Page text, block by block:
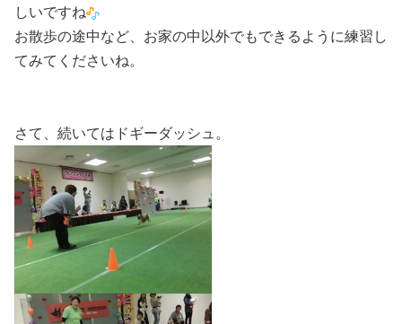
しいですね
お散歩の途中など、お家の中以外でもできるように練習し
てみてくださいね。
さて、続いてはドギーダッシュ。